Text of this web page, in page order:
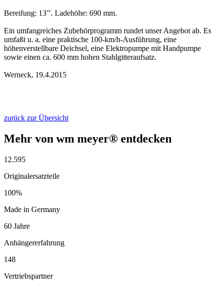
Bereifung: 13’’. Ladehöhe: 690 mm.
Ein umfangreiches Zubehörprogramm rundet unser Angebot ab. Es
umfaßt u. a. eine praktische 100-km/h-Ausführung, eine
höhenverstellbare Deichsel, eine Elektropumpe mit Handpumpe
sowie einen ca. 600 mm hohen Stahlgitteraufsatz.
Werneck, 19.4.2015
zurück zur Übersicht
Mehr von wm meyer® entdecken
12.595
Originalersatzteile
100%
Made in Germany
60 Jahre
Anhängererfahrung
148
Vertriebspartner